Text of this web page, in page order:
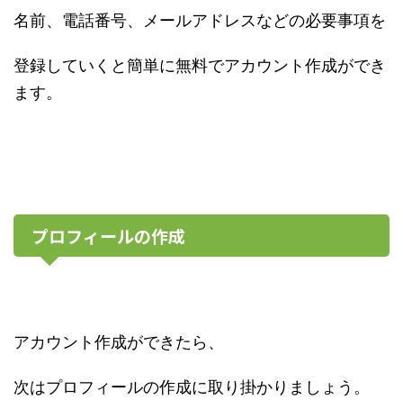
名前、電話番号、メールアドレスなどの必要事項を
登録していくと簡単に無料でアカウント作成ができ
ます。
プロフィールの作成
アカウント作成ができたら、
次はプロフィールの作成に取り掛かりましょう。